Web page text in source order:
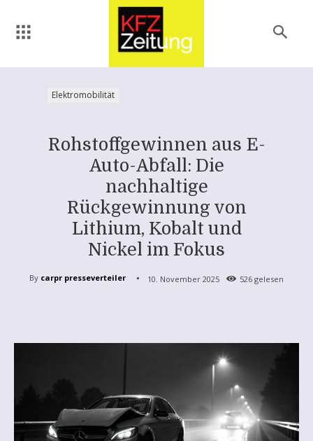
Elektromobilität
Rohstoffgewinnen aus E-
Auto-Abfall: Die
nachhaltige
Rückgewinnung von
Lithium, Kobalt und
Nickel im Fokus
By carpr presseverteiler 10. November 2025 526 gelesen